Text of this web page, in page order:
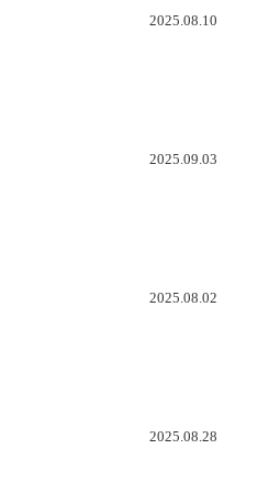
2025.08.10
2025.09.03
2025.08.02
2025.08.28